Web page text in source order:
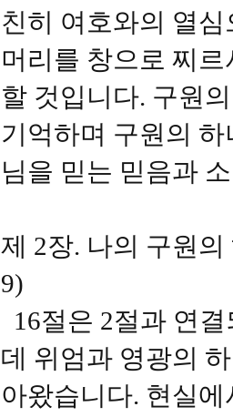
친히 여호와의 열
머리를 창으로 찌
할 것입니다. 구원
기억하며 구원의
님을 믿는 믿음과
제 2장. 나의 구원
9)
16절은 2절과 연
데 위엄과 영광의
아왔습니다. 현실